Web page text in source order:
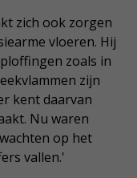
zich ook zorgen
vloeren. Hij
zoals in
zijn
kent daarvan
Nu waren
op het
vallen.'